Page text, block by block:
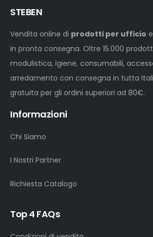
STEBEN
Vendita online di prodotti per ufficio e
in pronta consegna. Oltre 15.000
modulistica, igiene, consumabili,
arredamento con consegna in tutta
gratuita per gli ordini superiori ad 80€.
Informazioni
Chi Siamo
I Nostri Partner
Richiesta Catalogo
Top 4 FAQs